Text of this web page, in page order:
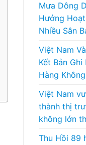
Mưa Dông
Hưởng
Nhiều Sân
Việt Nam
Kết Bản
Hàng
Việt Nam
thành thị
không lớn
Thu Hồi 89